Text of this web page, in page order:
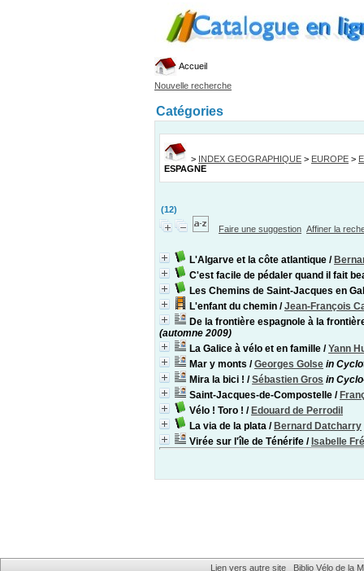
Accueil
Nouvelle recherche
Catégories
> INDEX GEOGRAPHIQUE > EUROPE >
ESPAGNE
(12)
Faire une suggestion Affiner la
L'Algarve et la côte atlantique /
C'est facile de pédaler quand il fait
Les Chemins de Saint-Jacques en
L'enfant du chemin /Jean-François
De la frontière espagnole à la
(automne 2009)
La Galice à vélo et en famille /Yann
Mar y monts /Georges Golse in
Mira la bici ! /Sébastien Gros in
Saint-Jacques-de-Compostelle /
Vélo ! Toro ! / Edouard de Perrodil
La via de la plata / Bernard Datcharry
Virée sur l'île de Ténérife / Isabelle
Lien vers autre site Biblio Vélo de la